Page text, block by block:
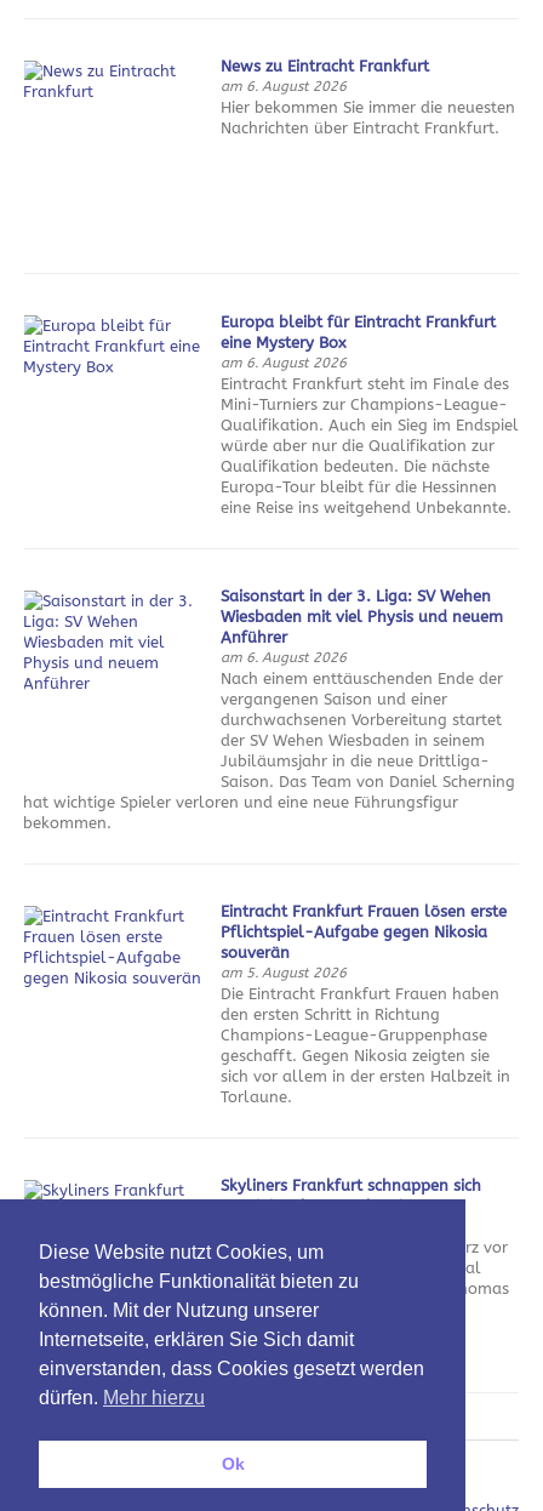
News zu Eintracht Frankfurt
am 6. August 2026
Hier bekommen Sie immer die neuesten
Nachrichten über Eintracht Frankfurt.
Europa bleibt für Eintracht Frankfurt
eine Mystery Box
am 6. August 2026
Eintracht Frankfurt steht im Finale des
Mini-Turniers zur Champions-League-
Qualifikation. Auch ein Sieg im Endspiel
würde aber nur die Qualifikation zur
Qualifikation bedeuten. Die nächste
Europa-Tour bleibt für die Hessinnen
eine Reise ins weitgehend Unbekannte.
Saisonstart in der 3. Liga: SV Wehen
Wiesbaden mit viel Physis und neuem
Anführer
am 6. August 2026
Nach einem enttäuschenden Ende der
vergangenen Saison und einer
durchwachsenen Vorbereitung startet
der SV Wehen Wiesbaden in seinem
Jubiläumsjahr in die neue Drittliga-
Saison. Das Team von Daniel Scherning
hat wichtige Spieler verloren und eine neue Führungsfigur
bekommen.
Eintracht Frankfurt Frauen lösen erste
Pflichtspiel-Aufgabe gegen Nikosia
souverän
am 5. August 2026
Die Eintracht Frankfurt Frauen haben
den ersten Schritt in Richtung
Champions-League-Gruppenphase
geschafft. Gegen Nikosia zeigten sie
sich vor allem in der ersten Halbzeit in
Torlaune.
Skyliners Frankfurt schnappen sich
Die Skyliners Frankfurt haben kurz vor
dem Trainingsauftakt noch einmal
eingekauft. Mit Aufbauspieler Thomas
Klepeisz kommt nicht nur ein
Scharfschütze, sondern auch ein
Meistermacher nach Hessen.
Oben
Diese Website nutzt Cookies, um
bestmögliche Funktionalität bieten zu
können. Mit der Nutzung unserer
Internetseite, erklären Sie Sich damit
einverstanden, dass Cookies gesetzt werden
dürfen. Mehr hierzu
Ok